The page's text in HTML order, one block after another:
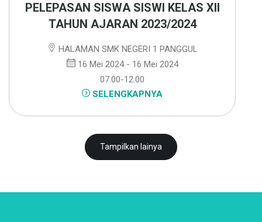
PELEPASAN SISWA SISWI KELAS XII
TAHUN AJARAN 2023/2024
HALAMAN SMK NEGERI 1 PANGGUL
16 Mei 2024 - 16 Mei 2024
07.00-12.00
SELENGKAPNYA
Tampilkan lainya